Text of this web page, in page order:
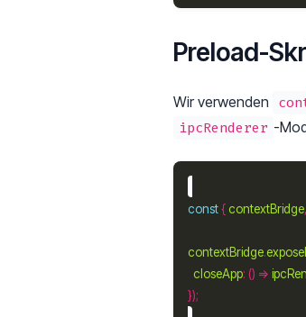
Preload-
Wir verwenden
ipcRenderer -
const { contextBridge,
contextBridge.
closeApp: () =>